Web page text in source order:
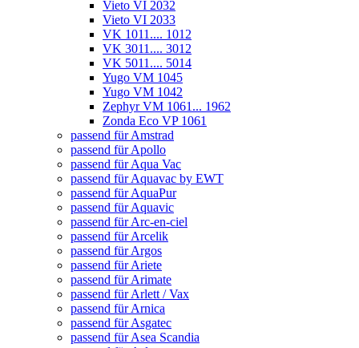
Vieto VI 2032
Vieto VI 2033
VK 1011.... 1012
VK 3011.... 3012
VK 5011.... 5014
Yugo VM 1045
Yugo VM 1042
Zephyr VM 1061... 1962
Zonda Eco VP 1061
passend für Amstrad
passend für Apollo
passend für Aqua Vac
passend für Aquavac by EWT
passend für AquaPur
passend für Aquavic
passend für Arc-en-ciel
passend für Arcelik
passend für Argos
passend für Ariete
passend für Arimate
passend für Arlett / Vax
passend für Arnica
passend für Asgatec
passend für Asea Scandia